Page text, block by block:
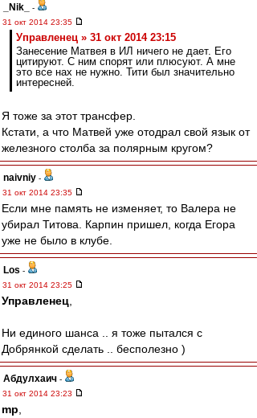
_Nik_
-
31 окт 2014 23:35
Управленец » 31 окт 2014 23:15
Занесение Матвея в ИЛ ничего не дает. Его
цитируют. С ним спорят или плюсуют. А мне
это все нах не нужно. Тити был значительно
интересней.
Я тоже за этот трансфер.
Кстати, а что Матвей уже отодрал свой язык от
железного столба за полярным кругом?
naivniy -
31 окт 2014 23:35
Если мне память не изменяет, то Валера не
убирал Титова. Карпин пришел, когда Егора
уже не было в клубе.
Los -
31 окт 2014 23:25
Управленец
Ни единого шанса .. я тоже пытался с
Добрянкой сделать .. бесполезно )
Абдулхаич -
31 окт 2014 23:23
mp